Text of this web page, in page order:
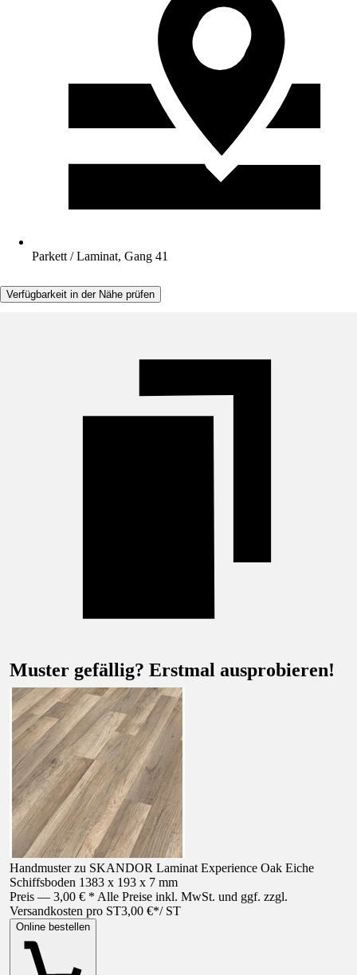
Parkett / Laminat, Gang 41
Verfügbarkeit in der Nähe prüfen
Muster gefällig? Erstmal ausprobieren!
Handmuster zu SKANDOR Laminat Experience Oak Eiche
Schiffsboden 1383 x 193 x 7 mm
Preis — 3,00 € * Alle Preise inkl. MwSt. und ggf. zzgl.
Versandkosten pro ST3,00 €*/ ST
Online bestellen